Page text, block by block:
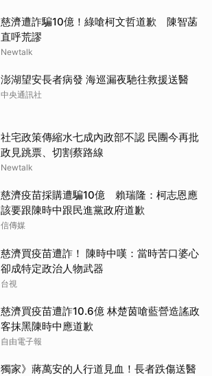
慈濟遭詐騙10億！綠嗆柯文哲道歉 陳智菡
直呼荒謬
Newtalk
澎湖望安長者病發 海巡漏夜馳往救援送醫
中央通訊社
社宅政策傳縮水七成內政部不認 民團今再批
政見跳票、切割蔡路線
Newtalk
慈濟疫苗採購遭騙10億 賴瑞隆：柯志恩應
該要跟陳時中跟民進黨政府道歉
信傳媒
慈濟買疫苗遭詐！ 陳時中嘆：當時苦口婆心
卻成特定政治人物武器
台視
慈濟買疫苗遭詐10.6億 林楚茵嗆藍營造謠政
客抹黑陳時中應道歉
自由電子報
獨家》蔣萬安的人行道見血！長者跌傷送醫